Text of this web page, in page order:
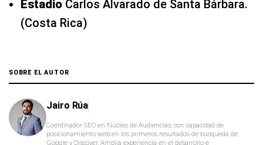
Estadio Carlos Alvarado de Santa Bárbara.
(Costa Rica)
SOBRE EL AUTOR
Jairo Rúa
Coordinador SEO en Núcleo de Audiencias, con capacidad de
posicionamiento web en los primeros resultados de búsqueda de
Google y Discover. Amplia experiencia en el desarrollo e